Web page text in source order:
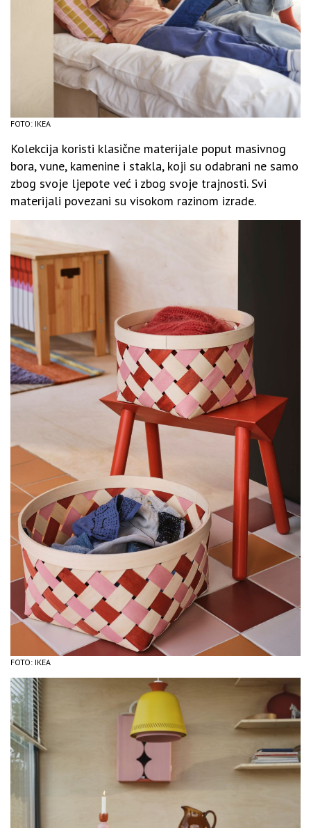
FOTO: IKEA
Kolekcija koristi klasične materijale poput masivnog
bora, vune, kamenine i stakla, koji su odabrani ne samo
zbog svoje ljepote već i zbog svoje trajnosti. Svi
materijali povezani su visokom razinom izrade.
FOTO: IKEA